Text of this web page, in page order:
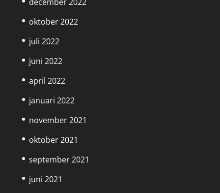
oktober 2022
juli 2022
juni 2022
april 2022
januari 2022
november 2021
oktober 2021
september 2021
juni 2021